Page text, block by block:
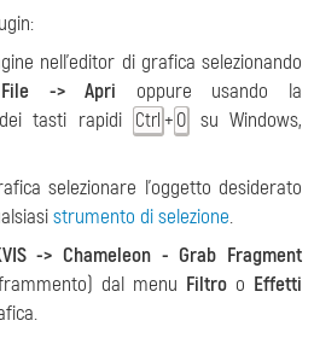
nell'editor di grafica selezionando
File -> Apri oppure usando la
tasti rapidi Ctrl + O su Windows,
selezionare l’oggetto desiderato
strumento di selezione.
-> Chameleon - Grab Fragment
dal menu Filtro o Effetti